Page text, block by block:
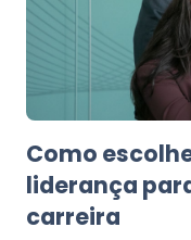
Como
liderança
carreira